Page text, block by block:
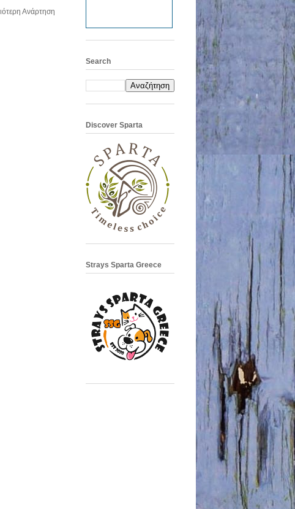
Ανάρτηση
Search
Discover Sparta
Strays Sparta Greece